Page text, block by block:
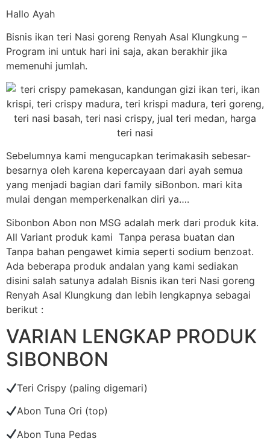
Hallo Ayah
Bisnis ikan teri Nasi goreng Renyah Asal Klungkung –
Program ini untuk hari ini saja, akan berakhir jika
memenuhi jumlah.
Sebelumnya kami mengucapkan terimakasih sebesar-
besarnya oleh karena kepercayaan dari ayah semua
yang menjadi bagian dari family siBonbon. mari kita
mulai dengan memperkenalkan diri ya….
Sibonbon Abon non MSG adalah merk dari produk kita.
All Variant produk kami Tanpa perasa buatan dan
Tanpa bahan pengawet kimia seperti sodium benzoat.
Ada beberapa produk andalan yang kami sediakan
disini salah satunya adalah Bisnis ikan teri Nasi goreng
Renyah Asal Klungkung dan lebih lengkapnya sebagai
berikut :
VARIAN LENGKAP PRODUK
SIBONBON
Teri Crispy (paling digemari)
Abon Tuna Ori (top)
Abon Tuna Pedas